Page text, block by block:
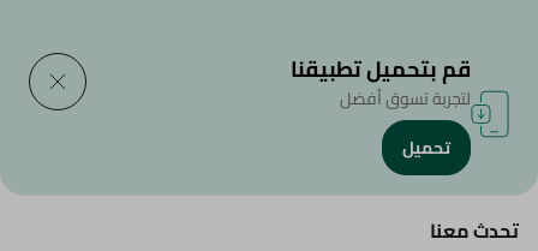
تواصل معنا
تحدث معنا
قم بتحميل تطبيقنا
لتجربة تسوق أفضل
تحميل